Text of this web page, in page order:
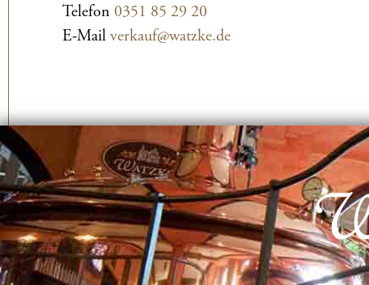
Telefon 0351 85 29 20
E-Mail verkauf@watzke.de